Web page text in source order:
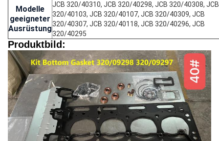
Modelle
geeigneter
Ausrüstung
JCB 320/40310, JCB 320/40298, JCB 320/40308, JCB
320/40103, JCB 320/40107, JCB 320/40309, JCB
320/40307, JCB 320/40118, JCB 320/40296, JCB
320/40295
Produktbild: